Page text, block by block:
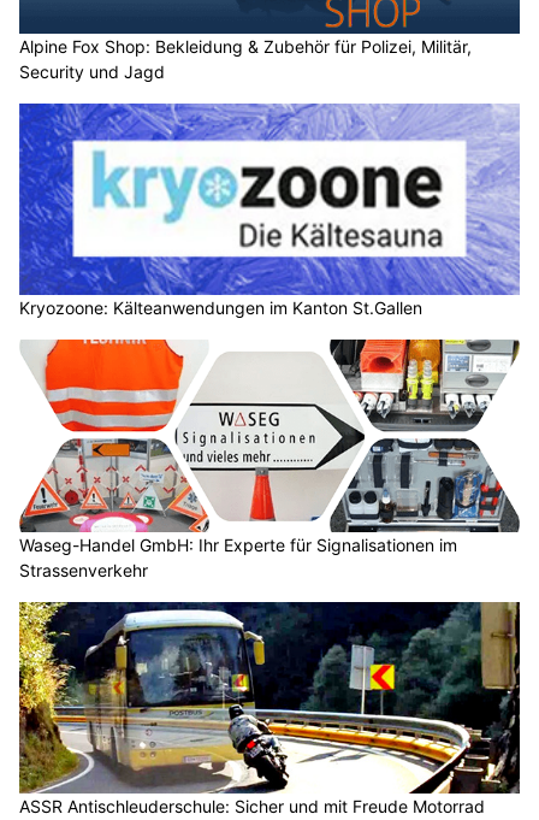
Alpine Fox Shop: Bekleidung & Zubehör für Polizei, Militär,
Security und Jagd
Kryozoone: Kälteanwendungen im Kanton St.Gallen
Waseg-Handel GmbH: Ihr Experte für Signalisationen im
Strassenverkehr
ASSR Antischleuderschule: Sicher und mit Freude Motorrad